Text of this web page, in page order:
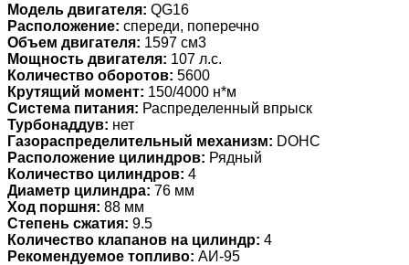
Модель двигателя: QG16
Расположение: спереди, поперечно
Объем двигателя: 1597 см3
Мощность двигателя: 107 л.с.
Количество оборотов: 5600
Крутящий момент: 150/4000 н*м
Система питания: Распределенный впрыск
Турбонаддув: нет
Газораспределительный механизм: DOHC
Расположение цилиндров: Рядный
Количество цилиндров: 4
Диаметр цилиндра: 76 мм
Ход поршня: 88 мм
Степень сжатия: 9.5
Количество клапанов на цилиндр: 4
Рекомендуемое топливо: АИ-95